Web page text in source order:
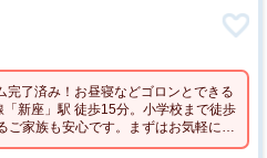
完了済み！お昼寝などゴロンとできる
新座」駅 徒歩15分。小学校まで徒歩
ご家族も安心です。まずはお気軽にお